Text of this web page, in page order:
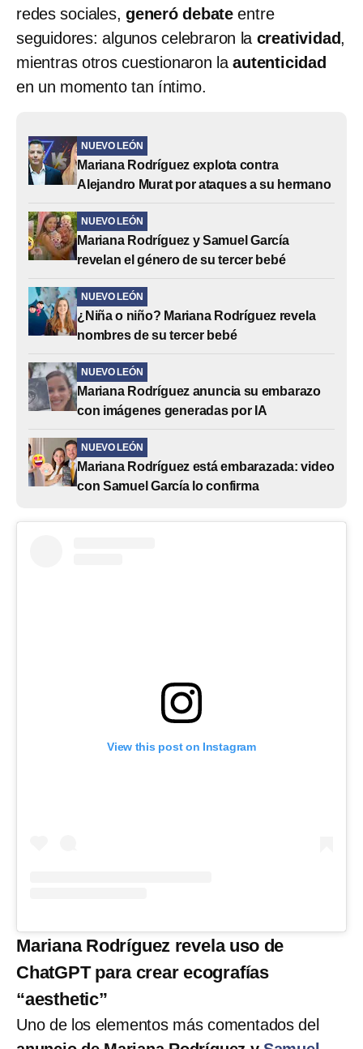
redes sociales,generó debateentre
seguidores: algunos celebraron la creatividad,
mientras otros cuestionaron laautenticidad
en un momento tan íntimo.
NUEVO LEÓN
Mariana Rodríguez explota contra
Alejandro Murat por ataques a su hermano
NUEVO LEÓN
Mariana Rodríguez y Samuel García
revelan el género de su tercer bebé
NUEVO LEÓN
¿Niña o niño? Mariana Rodríguez revela
nombres de su tercer bebé
NUEVO LEÓN
Mariana Rodríguez anuncia su embarazo
con imágenes generadas por IA
NUEVO LEÓN
Mariana Rodríguez está embarazada: video
con Samuel García lo confirma
View this post on Instagram
Mariana Rodríguez revela uso de
ChatGPT para crear ecografías
“aesthetic”
Uno de los elementos más comentados del